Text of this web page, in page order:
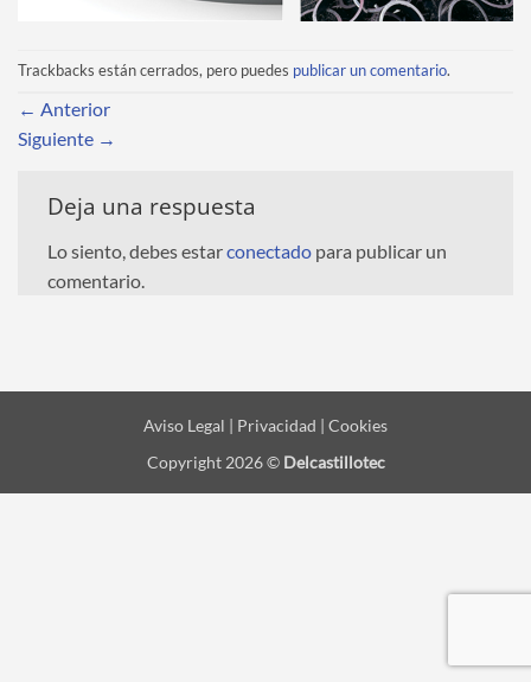
Trackbacks están cerrados, pero puedes publicar un comentario.
← Anterior
Siguiente →
Deja una respuesta
Lo siento, debes estarconectado para publicar un
comentario.
Aviso Legal | Privacidad | Cookies
Copyright 2026 © Delcastillotec